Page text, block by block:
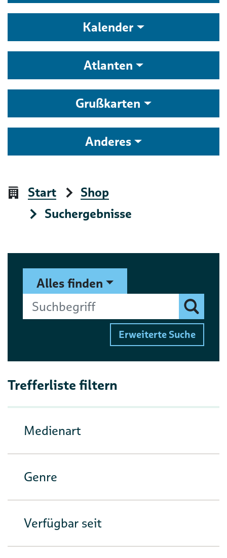
Kalender
Atlanten
Grußkarten
Anderes
Start
Shop
Suchergebnisse
Suchformular
Alles finden
Suchbegriff
Finden
Erweiterte Suche
Trefferliste filtern
Medienart
Genre
Verfügbar seit